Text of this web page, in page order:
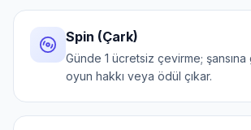
Spin (Çark)
Günde 1 ücretsiz çevirme; şansına
oyun hakkı veya ödül çıkar.